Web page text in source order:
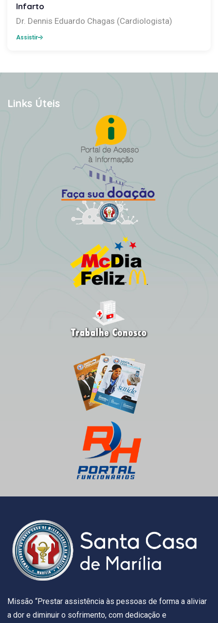
Infarto
Dr. Dennis Eduardo Chagas (Cardiologista)
Assistir
Links Úteis
Missão “Prestar assistência às pessoas de forma a aliviar
a dor e diminuir o sofrimento, com dedicação e